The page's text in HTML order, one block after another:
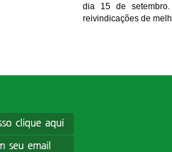
dia 15 de
reivindicações de